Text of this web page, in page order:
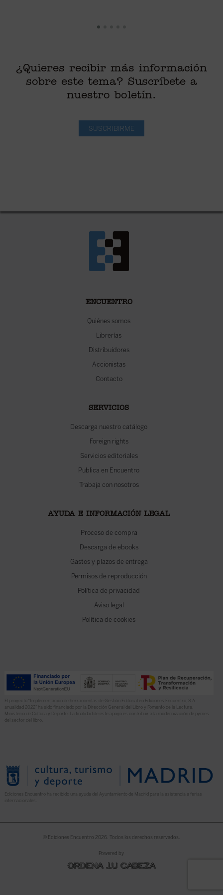
¿Quieres recibir más información
sobre este tema? Suscríbete a
nuestro boletín.
SUSCRIBIRME
ENCUENTRO
Quiénes somos
Librerías
Distribuidores
Accionistas
Contacto
SERVICIOS
Descarga nuestro catálogo
Foreign rights
Servicios editoriales
Publica en Encuentro
Trabaja con nosotros
AYUDA E INFORMACIÓN LEGAL
Proceso de compra
Descarga de ebooks
Gastos y plazos de entrega
Permisos de reproducción
Política de privacidad
Aviso legal
Política de cookies
El proyecto “Implementación de herramientas de Gestión Editorial en Ediciones Encuentro, S.A.
anualidad 2022” ha sido financiado por la Dirección General del Libro y Fomento de la Lectura,
Ministerio de Cultura y Deporte. La finalidad de este apoyo es contribuir a la modernización de pymes
del sector del libro.
Ediciones Encuentro ha recibido una ayuda del Ayuntamiento de Madrid para la asistencia a ferias
© Ediciones Encuentro 2026. Todos los derechos reservados.
Powered by